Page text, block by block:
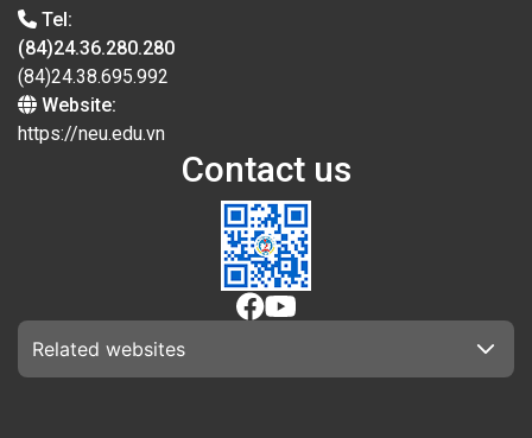
Tel:
(84)24.36.280.280
(84)24.38.695.992
Website:
https://neu.edu.vn
Contact us
Related websites